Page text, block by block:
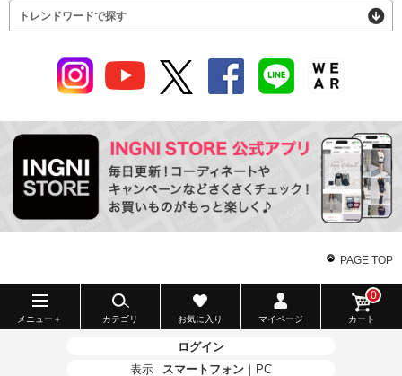
トレンドワードで探す
PAGE TOP
メニュー＋ カテゴリ お気に入り マイページ カート
0
ログイン
表示
スマートフォン ｜ PC